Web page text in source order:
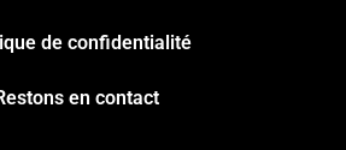
de confidentialité
en contact